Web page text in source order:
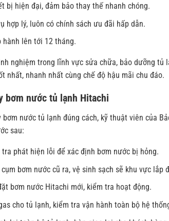
bị hiện đại, đảm bảo thay thế nhanh chóng.
hợp lý, luôn có chính sách ưu đãi hấp dẫn.
hành lên tới 12 tháng.
nghiệm trong lĩnh vực sửa chữa, bảo dưỡng
nhất, nhanh nhất cùng chế độ hậu mãi chu đáo.
bơm nước tủ lạnh Hitachi
nước tủ lạnh đúng cách, kỹ thuật viên của
sau:
phát hiện lỗi để xác định bơm nước bị hỏng.
bơm nước cũ ra, vệ sinh sạch sẽ khu vực lắp
bơm nước Hitachi mới, kiểm tra hoạt động.
cho tủ lạnh, kiểm tra vận hành toàn bộ hệ